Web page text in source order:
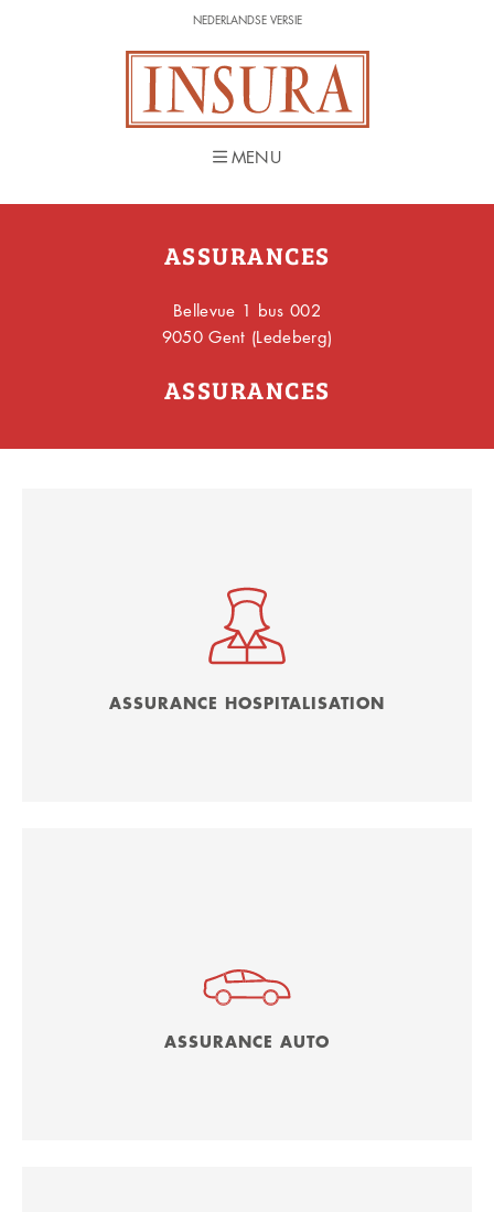
NEDERLANDSE VERSIE
MENU
NEDERLANDSE VERSIE
MENU
ASSURANCES
Bellevue 1 bus 002
9050 Gent (Ledeberg)
ASSURANCES
ASSURANCE HOSPITALISATION
ASSURANCE AUTO